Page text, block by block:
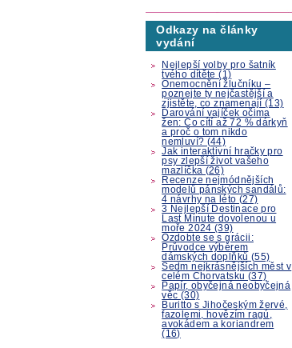
Odkazy na články
vydání
Nejlepší volby pro šatník
tvého dítěte (1)
Onemocnění žlučníku –
poznejte ty nejčastější a
zjistěte, co znamenají (13)
Darování vajíček očima
žen: Co cítí až 72 % dárkyň
a proč o tom nikdo
nemluví? (44)
Jak interaktivní hračky pro
psy zlepší život vašeho
mazlíčka (26)
Recenze nejmódnějších
modelů pánských sandálů:
4 návrhy na léto (27)
3 Nejlepší Destinace pro
Last Minute dovolenou u
moře 2024 (39)
Ozdobte se s grácii:
Průvodce výběrem
dámských doplňků (55)
Sedm nejkrásnějších měst v
celém Chorvatsku (37)
Papír, obyčejná neobyčejná
věc (30)
Buritto s Jihočeským žervé,
fazolemi, hovězím ragú,
avokádem a koriandrem
(16)